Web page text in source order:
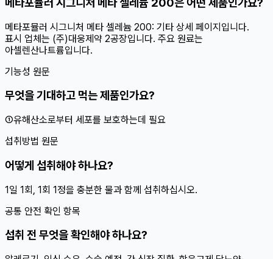
메타포뮬러 시그니처 메타 셀레늄 200: 기타 상세 페이지입니다.
표시 업체는 (주)대웅제약 2공장입니다. 주요 원료는
아셀렌산나트륨입니다.
기능성 원문
무엇을 기대하고 먹는 제품인가요?
①유해산소로부터 세포를 보호하는데 필요
섭취방법 원문
어떻게 섭취해야 하나요?
1일 1회, 1회 1정을 충분한 물과 함께 섭취하십시오.
공통 안전 확인 항목
섭취 전 무엇을 확인해야 하나요?